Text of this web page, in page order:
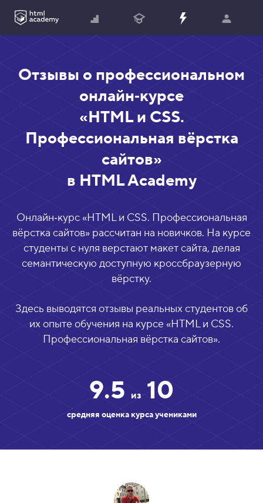
Отзывы о профессиональном
онлайн‑курсе
«HTML и CSS.
Профессиональная вёрстка
сайтов»
в HTML Academy
Онлайн‑курс «HTML и CSS. Профессиональная
вёрстка сайтов» рассчитан на новичков. На курсе
студенты с нуля верстают макет сайта, делая
семантическую доступную кроссбраузерную
вёрстку.
Здесь выводятся отзывы реальных студентов об
их опыте обучения на курсе «HTML и CSS.
Профессиональная вёрстка сайтов».
9.5 из 10
средняя оценка курса учениками